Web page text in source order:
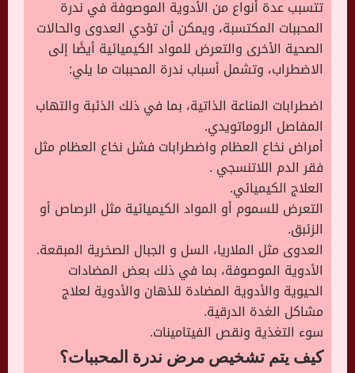
تتسبب عدة أنواع من الأدوية الموصوفة في ندرة
المحببات المكتسبة، ويمكن أن تؤدي العدوى والحالات
الصحية الأخرى والتعرض للمواد الكيميائية أيضًا إلى
الاضطراب، وتشمل أسباب ندرة المحببات ما يلي:
اضطرابات المناعة الذاتية، بما في ذلك الذئبة والتهاب
المفاصل الروماتويدي.
أمراض نخاع العظام واضطرابات فشل نخاع العظام مثل
فقر الدم اللاتنسجي .
العلاج الكيميائي.
التعرض للسموم أو المواد الكيميائية مثل الرصاص أو
الزئبق.
العدوى مثل الملاريا، السل و الجبال الصخرية المبقعة.
الأدوية الموصوفة، بما في ذلك بعض المضادات
الحيوية والأدوية المضادة للذهان والأدوية لعلاج
مشاكل الغدة الدرقية.
سوء التغذية ونقص الفيتامينات.
كيف يتم تشخيص مرض ندرة المحببات؟